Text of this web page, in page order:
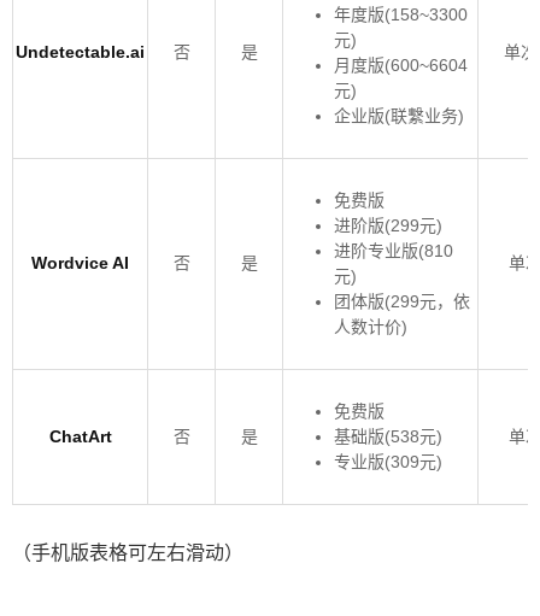
Undetectable.ai 否 是
年度版(158~3300
元)
月度版(600~6604
元)
企业版(联繫业务)
单
Wordvice AI 否 是
免费版
进阶版(299元)
进阶专业版(810
元)
团体版(299元，依
人数计价)
单
ChatArt 否 是
免费版
基础版(538元)
专业版(309元)
单
（手机版表格可左右滑动）